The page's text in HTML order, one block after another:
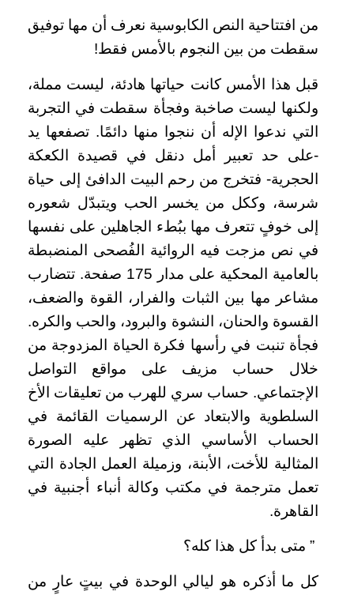
من افتتاحية النص الكابوسية نعرف أن مها توفيق
سقطت من بين النجوم بالأمس فقط!
قبل هذا الأمس كانت حياتها هادئة، ليست مملة،
ولكنها ليست صاخبة وفجأة سقطت في التجربة
التي ندعوا الإله أن ننجوا منها دائمًا. تصفعها يد
-على حد تعبير أمل دنقل في قصيدة الكعكة
الحجرية- فتخرج من رحم البيت الدافئ إلى حياة
شرسة، وككل من يخسر الحب ويتبدّل شعوره
إلى خوفٍ تتعرف مها ببُطء الجاهلين على نفسها
في نص مزجت فيه الروائية الفُصحى المنضبطة
بالعامية المحكية على مدار 175 صفحة. تتضارب
مشاعر مها بين الثبات والفرار، القوة والضعف،
القسوة والحنان، النشوة والبرود، والحب والكره.
فجأة تنبت في رأسها فكرة الحياة المزدوجة من
خلال حساب مزيف على مواقع التواصل
الإجتماعي. حساب سري للهرب من تعليقات الأخ
السلطوية والابتعاد عن الرسميات القائمة في
الحساب الأساسي الذي تظهر عليه الصورة
المثالية للأخت، الأبنة، وزميلة العمل الجادة التي
تعمل مترجمة في مكتب وكالة أنباء أجنبية في
القاهرة.
” متى بدأ كل هذا كله؟
كل ما أذكره هو ليالي الوحدة في بيتٍ عارٍ من